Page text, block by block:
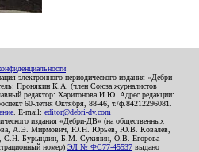
электронного периодического издания «Дебри-
Пронякин К.А. (член Союза журналистов
редактор: Харитонова И.Ю. Адрес редакции:
60-летия Октября, 88-46, т./ф.84212296081.
. E-mail: editor@debri-dv.com
издания «Дебри-ДВ» (на общественных
А.Э. Мирмович, Ю.Н. Юрьев, Ю.В. Ковалев,
Бурындин, Б.М. Сухинин, О.В. Егорова
номер) ЭЛ № ФС77-45537 выдано